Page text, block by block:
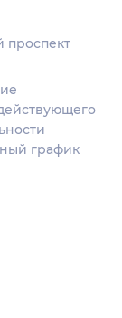
проспект
график